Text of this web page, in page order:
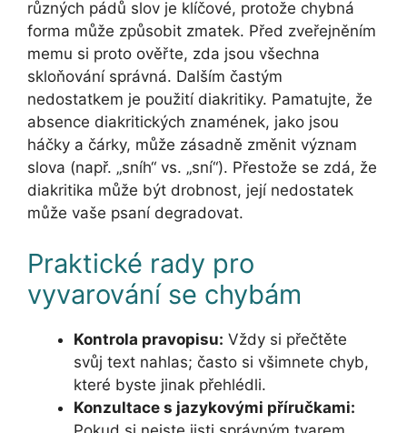
různých pádů slov je klíčové, protože chybná
forma může způsobit zmatek. Před zveřejněním
memu si proto ověřte, zda jsou všechna
skloňování správná. Dalším častým
nedostatkem je použití diakritiky. Pamatujte, že
absence diakritických znamének, jako jsou
háčky a čárky, může zásadně změnit význam
slova (např. „sníh“ vs. „sní“). Přestože se zdá, že
diakritika může být drobnost, její nedostatek
může vaše psaní degradovat.
Praktické rady pro
vyvarování se chybám
Kontrola pravopisu: Vždy si přečtěte
svůj text nahlas; často si všimnete chyb,
které byste jinak přehlédli.
Konzultace s jazykovými příručkami: